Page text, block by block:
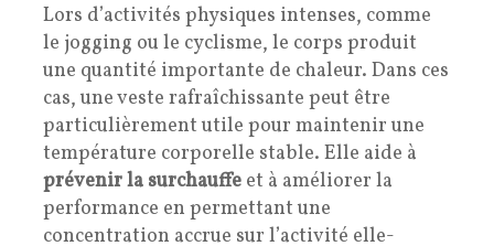
Lors d’activités physiques intenses, comme
le jogging ou le cyclisme, le corps produit
une quantité importante de chaleur. Dans ces
cas, une veste rafraîchissante peut être
particulièrement utile pour maintenir une
température corporelle stable. Elle aide à
prévenir la surchauffe et à améliorer la
performance en permettant une
concentration accrue sur l’activité elle-